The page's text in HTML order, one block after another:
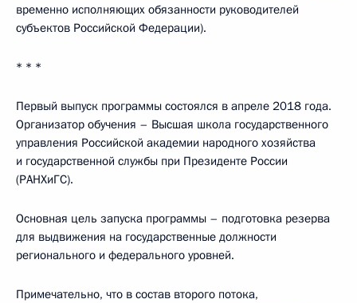
временно исполняющих обязанности руководителей
субъектов Российской Федерации).
* * *
Первый выпуск программы состоялся в апреле 2018 года.
Организатор обучения – Высшая школа государственного
управления Российской академии народного хозяйства
и государственной службы при Президенте России
(РАНХиГС).
Основная цель запуска программы – подготовка резерва
для выдвижения на государственные должности
регионального и федерального уровней.
Примечательно, что в состав второго потока,